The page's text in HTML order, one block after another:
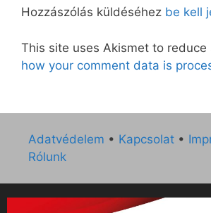
Hozzászólás küldéséhez be kell
This site uses Akismet to reduce
how your comment data is
Adatvédelem • Kapcsolat •
Rólunk